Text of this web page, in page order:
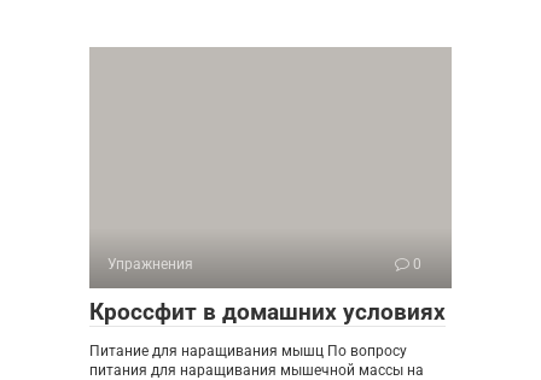
Упражнения 0
Кроссфит в домашних условиях
Питание для наращивания мышц По вопросу
питания для наращивания мышечной массы на